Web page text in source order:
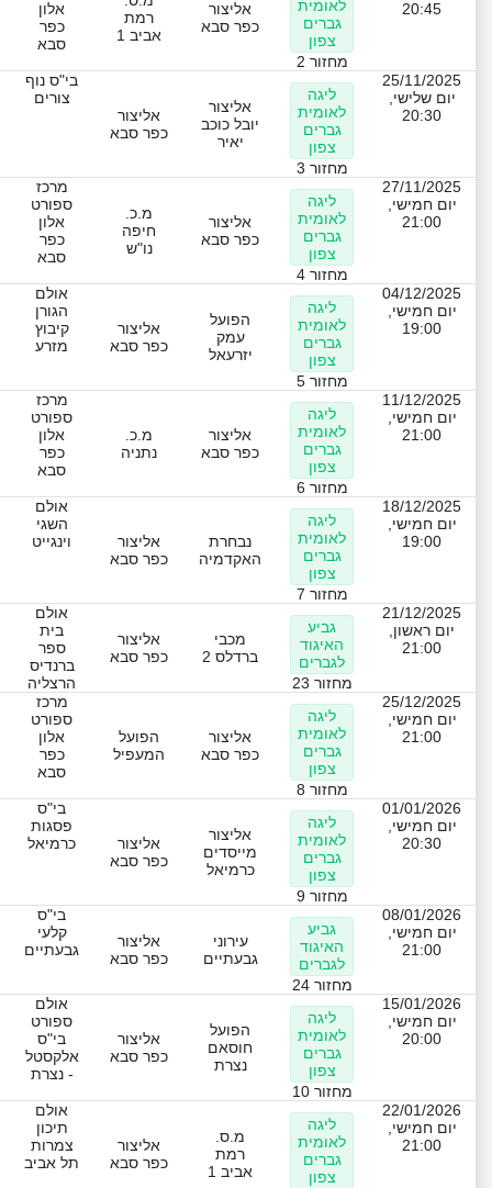
20:45
לאומית
גברים
צפון
מחזור 2
אליצור
כפר סבא
רמת
אביב 1
אלון
כפר
סבא
25/11/2025
יום שלישי,
20:30
ליגה
לאומית
גברים
צפון
מחזור 3
אליצור
יובל כוכב
יאיר
אליצור
כפר סבא
בי"ס נוף
צורים
27/11/2025
יום חמישי,
21:00
ליגה
לאומית
גברים
צפון
מחזור 4
אליצור
כפר סבא
מ.כ.
חיפה
נו"ש
מרכז
ספורט
אלון
כפר
סבא
04/12/2025
יום חמישי,
19:00
ליגה
לאומית
גברים
צפון
מחזור 5
הפועל
עמק
יזרעאל
אליצור
כפר סבא
אולם
הגורן
קיבוץ
מזרע
11/12/2025
יום חמישי,
21:00
ליגה
לאומית
גברים
צפון
מחזור 6
אליצור
כפר סבא
מ.כ.
נתניה
מרכז
ספורט
אלון
כפר
סבא
18/12/2025
יום חמישי,
19:00
ליגה
לאומית
גברים
צפון
מחזור 7
נבחרת
האקדמיה
אליצור
כפר סבא
אולם
השגי
וינגייט
21/12/2025
יום ראשון,
21:00
גביע
האיגוד
לגברים
מחזור 23
מכבי
ברדלס 2
אליצור
כפר סבא
אולם
בית
ספר
ברנדיס
הרצליה
25/12/2025
יום חמישי,
21:00
ליגה
לאומית
גברים
צפון
מחזור 8
אליצור
כפר סבא
הפועל
המעפיל
מרכז
ספורט
אלון
כפר
סבא
01/01/2026
יום חמישי,
20:30
ליגה
לאומית
גברים
צפון
מחזור 9
אליצור
מייסדים
כרמיאל
אליצור
כפר סבא
בי"ס
פסגות
כרמיאל
08/01/2026
יום חמישי,
21:00
גביע
האיגוד
לגברים
מחזור 24
עירוני
גבעתיים
אליצור
כפר סבא
בי"ס
קלעי
גבעתיים
15/01/2026
יום חמישי,
20:00
ליגה
לאומית
גברים
צפון
מחזור 10
הפועל
חוסאם
נצרת
אליצור
כפר סבא
אולם
ספורט
בי"ס
אלקסטל
- נצרת
22/01/2026
יום חמישי,
21:00
ליגה
לאומית
גברים
צפון
מ.ס.
רמת
אביב 1
אליצור
כפר סבא
אולם
תיכון
צמרות
תל אביב